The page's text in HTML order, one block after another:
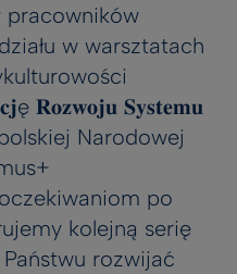
pracowników
w warsztatach
𝐑𝐨𝐳𝐰𝐨𝐣𝐮 𝐒𝐲𝐬𝐭𝐞𝐦𝐮
Narodowej
po
kolejną serię
rozwijać